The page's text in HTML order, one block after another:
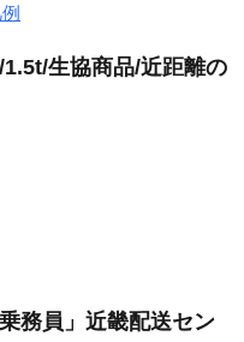
例
生協商品/近距離の
務員」近畿配送セン